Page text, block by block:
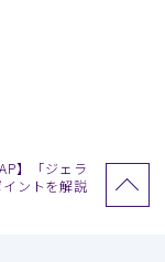
】「ジェラ
ントを解説